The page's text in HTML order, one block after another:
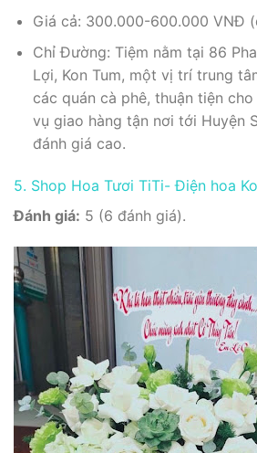
Giá cả: 300.000-600.000 VNĐ
Chỉ Đường: Tiệm nằm tại 86
Lợi, Kon Tum, một vị trí trung
các quán cà phê, thuận tiện
vụ giao hàng tận nơi tới Huyện
đánh giá cao.
5. Shop Hoa Tươi TiTi- Điện hoa
Đánh giá: 5 (6 đánh giá).